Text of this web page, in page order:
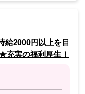
2000円以上を目
実の福利厚生！